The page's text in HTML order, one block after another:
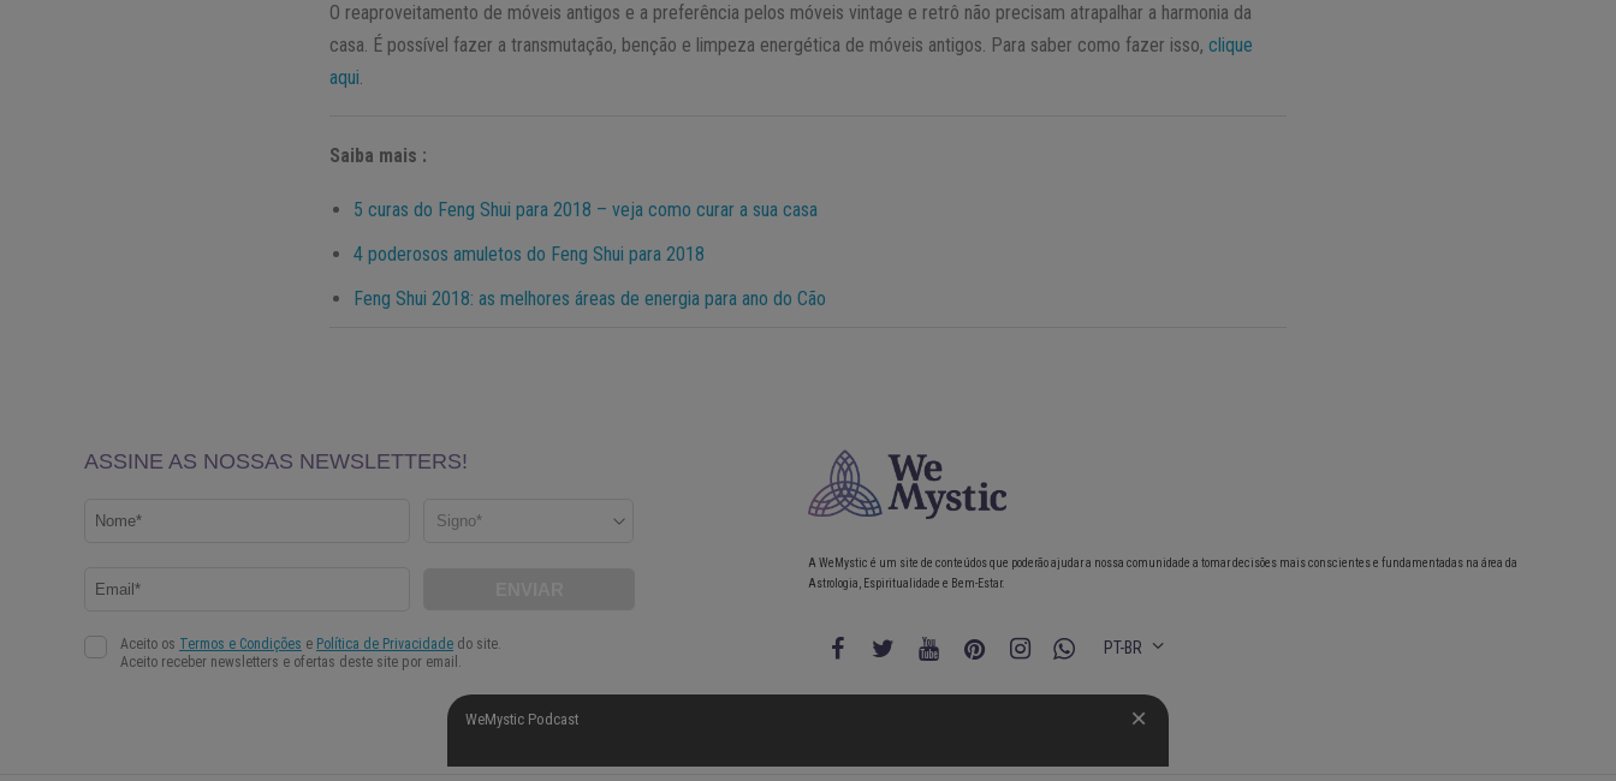
O reaproveitamento de móveis antigos e a preferência pelos móveis vintage e retrô não precisam atrapalhar a harmonia da
casa. É possível fazer a transmutação, benção e limpeza energética de móveis antigos. Para saber como fazer isso,clique
aqui.
Saiba mais :
5 curas do Feng Shui para 2018 – veja como curar a sua casa
4 poderosos amuletos do Feng Shui para 2018
Feng Shui 2018: as melhores áreas de energia para ano do Cão
A WeMystic é um site de conteúdos que poderão ajudar a nossa comunidade a tomar decisões mais conscientes e fundamentadas na área da
Astrologia, Espiritualidade e Bem-Estar.
PT-BR
WeMystic Podcast